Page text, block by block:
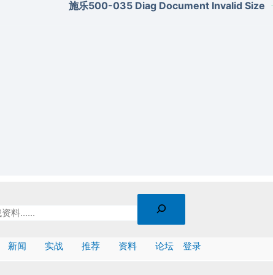
施乐500-035 Diag Document Invalid Size
新闻 实战 推荐 资料 论坛 登录